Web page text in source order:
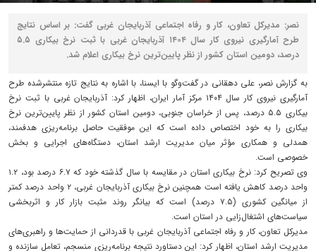
نصر: مدیرکل تعاون، کار و رفاه اجتماعی آذربایجان غربی گفت: بر اساس نتایج
طرح آمارگیری نیروی کار سال ۱۴۰۴ آذربایجان غربی با ثبت نرخ بیکاری ۵.۵
درصد، دومین استان کشور از نظر پایین‌ترین نرخ بیکاری اعلام شد.
به گزارش نصر، علی دهقانی در گفت‌وگو با ایسنا، با اشاره به نتایج تازه منتشرشده طرح
آمارگیری نیروی کار سال ۱۴۰۴ مرکز آمار ایران، اظهار کرد: آذربایجان غربی با ثبت نرخ
بیکاری ۵.۵ درصد، پس از خراسان جنوبی، دومین استان کشور از نظر پایین‌ترین نرخ
بیکاری را به خود اختصاص داده است که این موفقیت حاصل برنامه‌ریزی هدفمند،
همدلی و همکاری مؤثر میان مدیریت ارشد استان، دستگاه‌های اجرایی و بخش
خصوصی است.
وی تصریح کرد: نرخ بیکاری استان در مقایسه با سال گذشته خود که ۶.۷ درصد بود، ۱.۲
واحد درصد کاهش یافته است همچنین نرخ بیکاری آذربایجان غربی، ۲ واحد درصد کمتر
از میانگین کشوری (۷.۵ درصد) است که بیانگر روند مثبت بازار کار و اثربخشی
سیاست‌های اشتغال‌زایی در استان است.
مدیرکل تعاون، کار و رفاه اجتماعی آذربایجان غربی با قدردانی از حمایت‌ها و راهبری‌های
مدیریت ارشد استان، اظهار کرد: این دستاورد نتیجه برنامه‌ریزی منسجم، تعامل سازنده و